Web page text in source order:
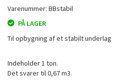
Varenummer: BBstabil
PÅ LAGER
Til opbygning af et stabilt underlag
Indeholder 1 ton.
Det svarer til 0,67 m3.